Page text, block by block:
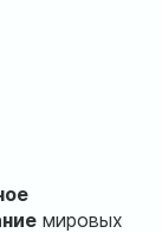
мировых